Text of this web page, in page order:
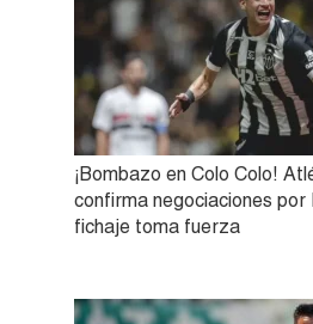
¡Bombazo en Colo Colo!
confirma negociaciones por
fichaje toma fuerza